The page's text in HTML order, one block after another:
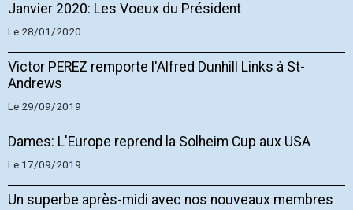
Janvier 2020: Les Voeux du Président
Le 28/01/2020
Victor PEREZ remporte l'Alfred Dunhill Links à St-
Andrews
Le 29/09/2019
Dames: L'Europe reprend la Solheim Cup aux USA
Le 17/09/2019
Un superbe après-midi avec nos nouveaux membres